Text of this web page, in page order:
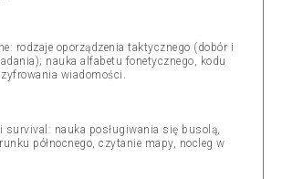
rodzaje oporządzenia taktycznego (dobór i
nauka alfabetu fonetycznego, kodu
wiadomości.
survival: nauka posługiwania się busolą,
północnego, czytanie mapy, nocleg w